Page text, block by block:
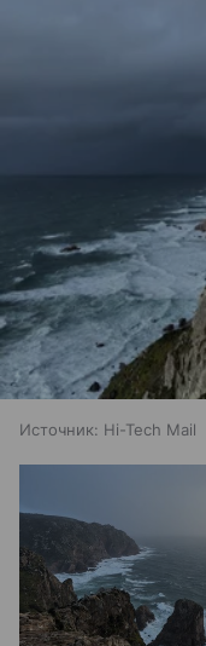
Источник: Hi-Tech Mail